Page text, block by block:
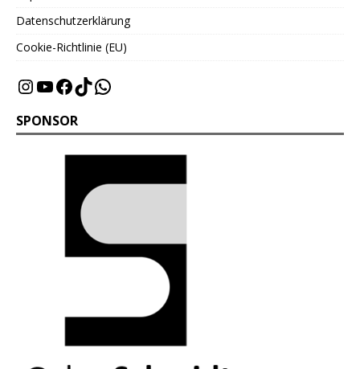
Datenschutzerklärung
Cookie-Richtlinie (EU)
SPONSOR